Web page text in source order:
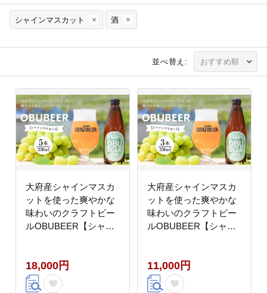
シャインマスカット 酒
並べ替え:
大府産シャインマスカ
ットを使った爽やかな
味わいのクラフトビー
ルOBUBEER【シャイ
18,000円
大府産シャインマスカ
ットを使った爽やかな
味わいのクラフトビー
ルOBUBEER【シャイ
11,000円